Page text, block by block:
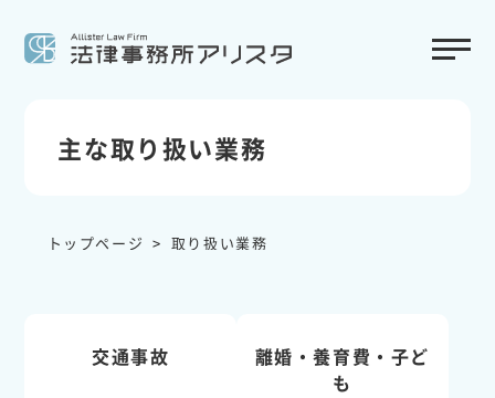
主な取り扱い業務
トップページ 取り扱い業務
交通事故
離婚・養育費・子ど
も